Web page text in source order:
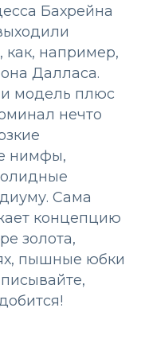
Бахрейна
например,
Далласа.
модель плюс
нечто
нимфы,
Сама
концепцию
золота,
пышные юбки